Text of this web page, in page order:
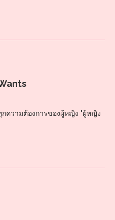
ความต้องการของผู้หญิง "ผู้หญิง